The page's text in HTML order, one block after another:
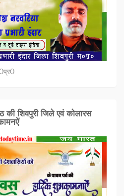
की शिवपुरी जिले एवं कोलारस